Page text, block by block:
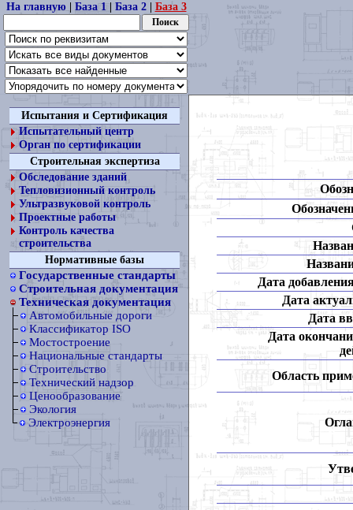
На главную| База 1| База 2| База 3
Испытания и Сертификация
Испытательный центр
Орган по сертификации
Строительная экспертиза
Обследование зданий
Тепловизионный контроль
Ультразвуковой контроль
Проектные работы
Контроль качества
строительства
Нормативные базы
Государственные стандарты
Строительная документация
Техническая документация
Автомобильные дороги
Классификатор ISO
Мостостроение
Национальные стандарты
Строительство
Технический надзор
Ценообразование
Экология
Электроэнергия
Дата
Дата
Дата
Дата
Область